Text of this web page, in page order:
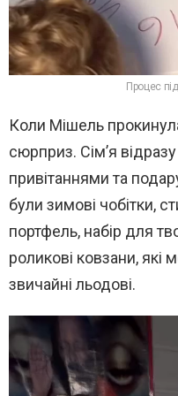
Процес
Коли Мішель
сюрприз. Сім’я
привітаннями та
були зимові чобітки,
портфель, набір для
роликові ковзани,
звичайні льодові.
В
и
д